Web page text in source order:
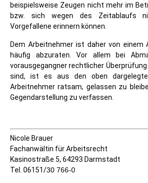
beispielsweise Zeugen nicht mehr im
bzw. sich wegen des Zeitablaufs
Vorgefallene erinnern können.
Dem Arbeitnehmer ist daher von einem
häufig abzuraten. Vor allem bei
vorausgegangner rechtlicher
sind, ist es aus den oben
Arbeitnehmer ratsam, gelassen zu
Gegendarstellung zu verfassen.
Nicole Brauer
Fachanwältin für Arbeitsrecht
Kasinostraße 5, 64293 Darmstadt
Tel. 06151/30 766-0